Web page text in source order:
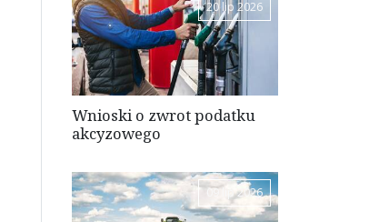
20 lip 2026
Wnioski o zwrot podatku
akcyzowego
09 lip 2026